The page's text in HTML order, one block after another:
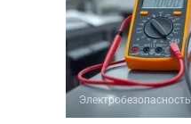
Электробезопасность